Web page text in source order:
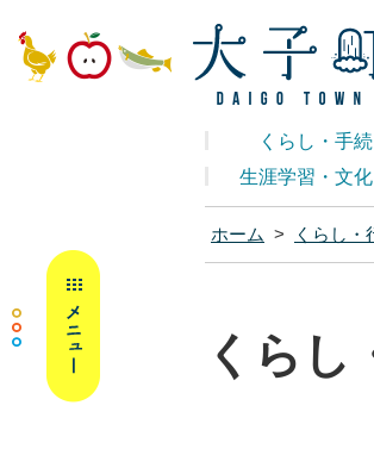
くらし・手
生涯学習・文
ホーム > くらし・
くらし